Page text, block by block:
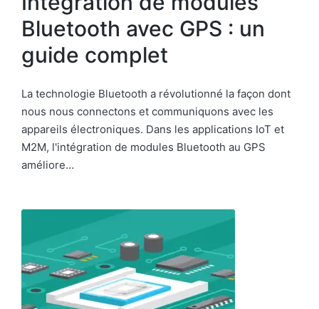
Bluetooth avec GPS : un
guide complet
La technologie Bluetooth a révolutionné la façon dont
nous nous connectons et communiquons avec les
appareils électroniques. Dans les applications IoT et
M2M, l'intégration de modules Bluetooth au GPS
améliore…